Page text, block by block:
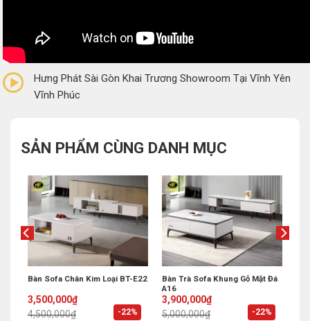
(0 Reviews)
Hưng Phát Sài Gòn Khai Trương Showroom Tại Vĩnh Yên
Vĩnh Phúc
SẢN PHẨM CÙNG DANH MỤC
-22%
Bàn Sofa Chân Kim Loại BT-E22
4,500,000₫
Original
price
was:
3,500,000₫
Current
price
is:
-22%
Bàn Trà Sofa Khung Gỗ Mặt Đá
A16
5,000,000₫
Original
price
was:
3,900,000₫
Current
price
is: